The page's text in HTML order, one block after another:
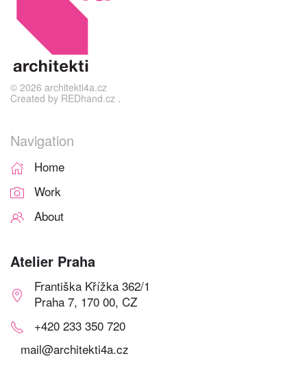
© 2026 architekti4a.cz
Created by REDhand.cz .
Navigation
Home
Work
About
Atelier Praha
Františka Křížka 362/1
Praha 7, 170 00, CZ
+420 233 350 720
mail@architekti4a.cz